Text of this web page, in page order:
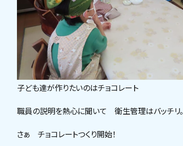
子ども達が作りたいのはチョコレート
職員の説明を熱心に聞いて 衛生管理はバッチリ。
さぁ チョコレートつくり開始！